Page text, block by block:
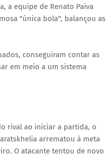
a equipe de Renato Paiva
"única bola", balançou as
conseguiram contar as
em meio a um sistema
rival ao iniciar a partida, o
arrematou à meta
O atacante tentou de novo